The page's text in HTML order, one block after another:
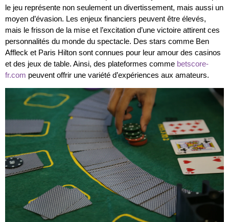
le jeu représente non seulement un divertissement, mais aussi un
moyen d’évasion. Les enjeux financiers peuvent être élevés,
mais le frisson de la mise et l’excitation d’une victoire attirent ces
personnalités du monde du spectacle. Des stars comme Ben
Affleck et Paris Hilton sont connues pour leur amour des casinos
et des jeux de table. Ainsi, des plateformes comme betscore-
fr.com peuvent offrir une variété d’expériences aux amateurs.